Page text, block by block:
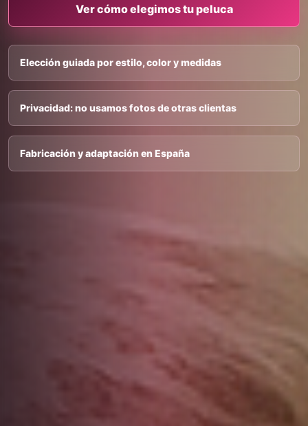
Ver cómo elegimos tu peluca
Elección guiada por estilo, color y medidas
Privacidad: no usamos fotos de otras clientas
Fabricación y adaptación en España